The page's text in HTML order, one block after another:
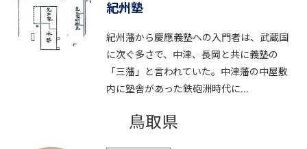
紀州塾
紀州藩から慶應義塾への入門者は、武蔵国
に次ぐ多さで、中津、長岡と共に義塾の
「三藩」と言われていた。中津藩の中屋敷
内に塾舎があった鉄砲洲時代に...
鳥取県